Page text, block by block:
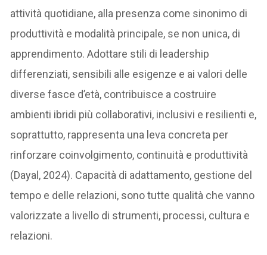
attività quotidiane, alla presenza come sinonimo di
produttività e modalità principale, se non unica, di
apprendimento. Adottare stili di leadership
differenziati, sensibili alle esigenze e ai valori delle
diverse fasce d’età, contribuisce a costruire
ambienti ibridi più collaborativi, inclusivi e resilienti e,
soprattutto, rappresenta una leva concreta per
rinforzare coinvolgimento, continuità e produttività
(Dayal, 2024). Capacità di adattamento, gestione del
tempo e delle relazioni, sono tutte qualità che vanno
valorizzate a livello di strumenti, processi, cultura e
relazioni.